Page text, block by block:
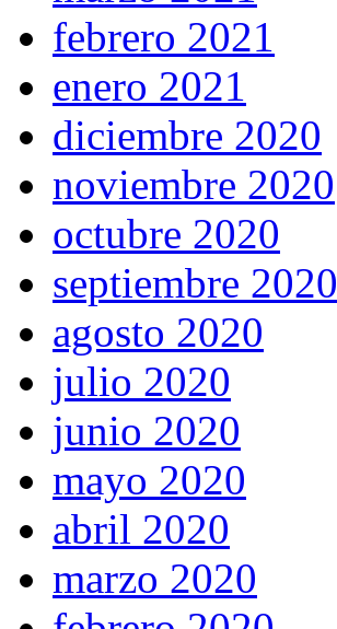
febrero 2021
enero 2021
diciembre 2020
noviembre 2020
octubre 2020
septiembre 2020
agosto 2020
julio 2020
junio 2020
mayo 2020
abril 2020
marzo 2020